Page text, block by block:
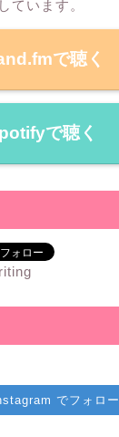
ています。
で聴く
で聴く
でフォロー